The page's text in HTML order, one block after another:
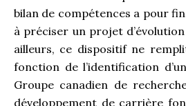
bilan de compétences a pour
à préciser un projet
ailleurs, ce dispositif ne
fonction de l’identification
Groupe canadien de
développement de carrière